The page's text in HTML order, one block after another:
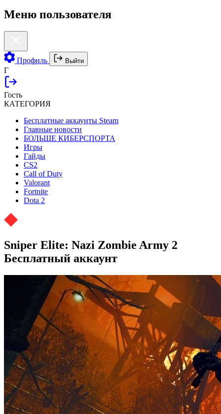
Меню пользователя
Профиль Выйти
Г
Гость
КАТЕГОРИЯ
Бесплатные аккаунты Steam
Главные новости
БОЛЬШЕ КИБЕРСПОРТА
Игры
Гайды
CS2
Call of Duty
Valorant
Fortnite
Dota 2
Sniper Elite: Nazi Zombie Army 2
Бесплатный аккаунт